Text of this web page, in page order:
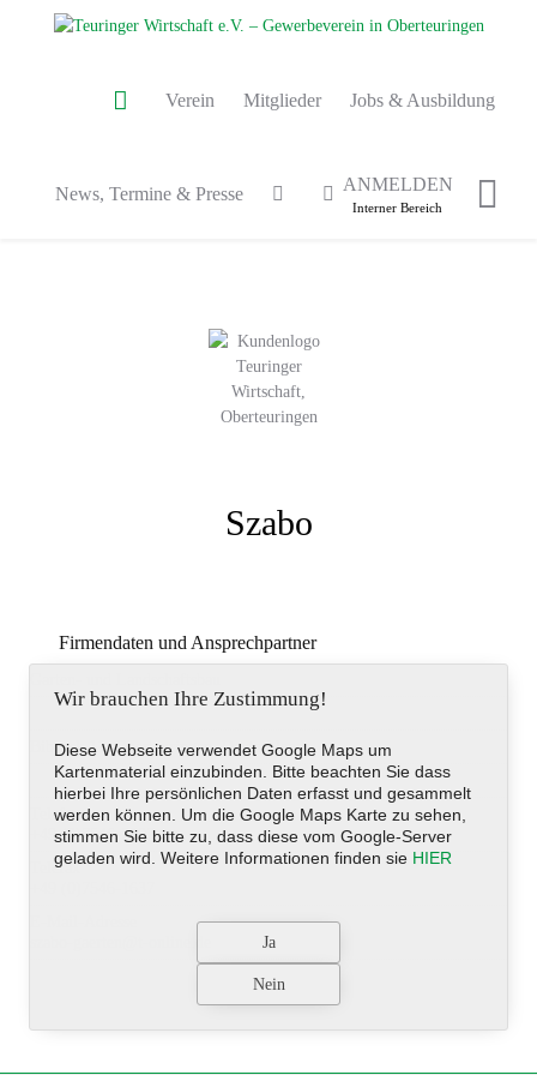
Verein Mitglieder Jobs & Ausbildung
News, Termine & Presse ANMELDEN
Interner Bereich
Szabo
Firmendaten und Ansprechpartner
Bibruck 11, Oberteuringen, Deutschland
Telefon
+49 (0)7546-2007
Telefax
Wir brauchen Ihre Zustimmung!
Diese Webseite verwendet Google Maps um
Kartenmaterial einzubinden. Bitte beachten Sie dass
hierbei Ihre persönlichen Daten erfasst und gesammelt
werden können. Um die Google Maps Karte zu sehen,
stimmen Sie bitte zu, dass diese vom Google-Server
geladen wird. Weitere Informationen finden sie HIER